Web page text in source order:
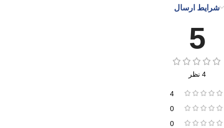
شرایط ارسال
5
4 نظر
4
0
0